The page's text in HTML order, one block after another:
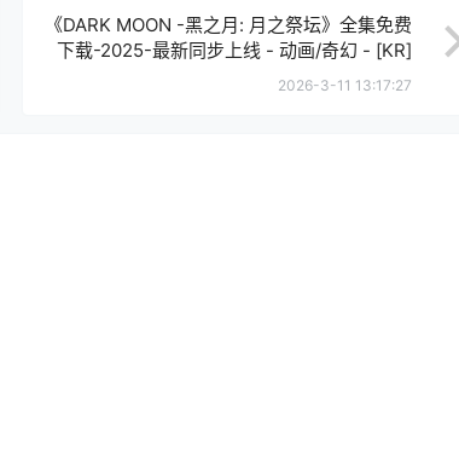
《DARK MOON -黑之月: 月之祭坛》全集免费
下载-2025-最新同步上线 - 动画/奇幻 - [KR]
[夸克网盘/百度网盘]
2026-3-11 13:17:27